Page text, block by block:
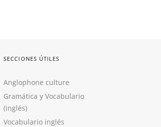
SECCIONES ÚTILES
Anglophone culture
Gramática y Vocabulario
(inglés)
Vocabulario inglés